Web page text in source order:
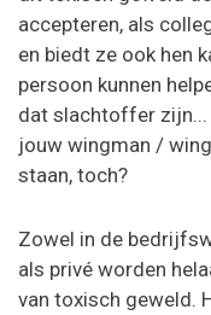
accepteren, als
en biedt ze ook hen
persoon kunnen
dat slachtoffer
jouw wingman /
staan, toch?
Zowel in de
als privé worden
van toxisch geweld.